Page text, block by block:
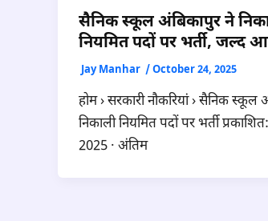
सैनिक स्कूल अंबिकापुर ने
नियमित पदों पर भर्ती, जल्द
Jay Manhar /October 24, 2025
होम › सरकारी नौकरियां › सैनिक स्कूल
निकाली नियमित पदों पर भर्ती
2025 · अंतिम